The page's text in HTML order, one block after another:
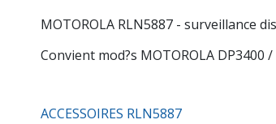
MOTOROLA RLN5887 - surveillance
Convient mod?s MOTOROLA DP3400
ACCESSOIRES RLN5887